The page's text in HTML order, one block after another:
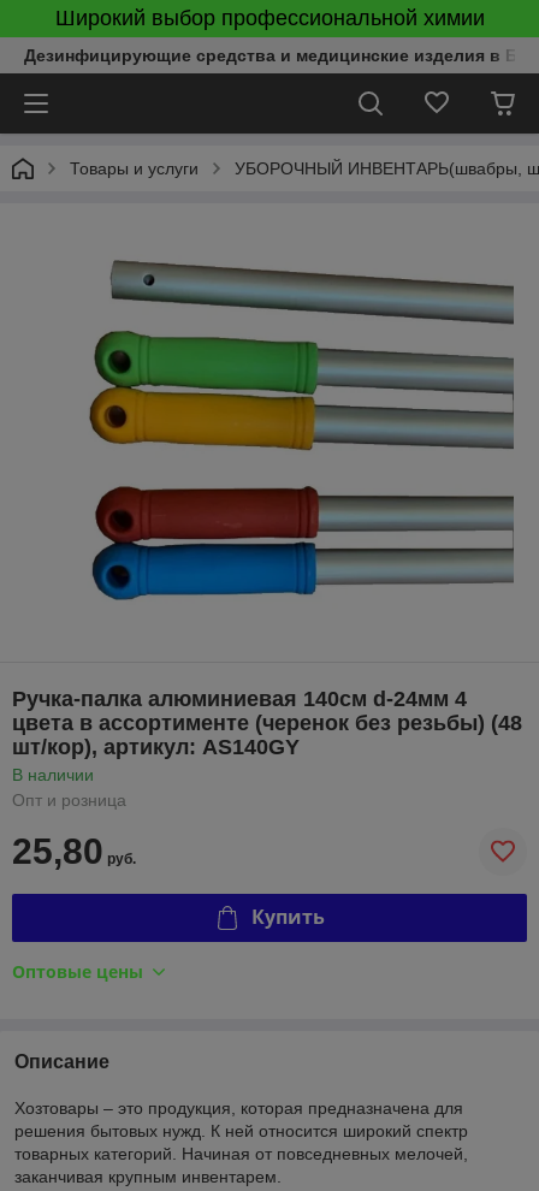
Широкий выбор профессиональной химии
Дезинфицирующие средства и медицинские изделия в
Товары и услуги УБОРОЧНЫЙ ИНВЕНТАРЬ(швабры,
Ручка-палка алюминиевая 140см d-24мм 4
цвета в ассортименте (черенок без резьбы) (48
шт/кор), артикул: AS140GY
В наличии
Опт и розница
25,80 руб.
Купить
Оптовые цены
Описание
Хозтовары – это продукция, которая предназначена для
решения бытовых нужд. К ней относится широкий спектр
товарных категорий. Начиная от повседневных мелочей,
заканчивая крупным инвентарем.